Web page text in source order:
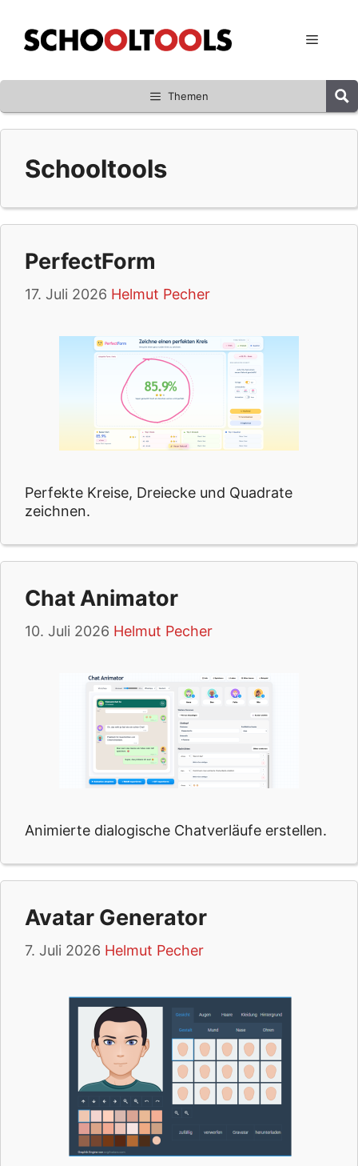
Inhalt
springen
Menü
Themen
Schooltools
PerfectForm
17. Juli 2026 Helmut Pecher
Perfekte Kreise, Dreiecke und Quadrate
zeichnen.
Chat Animator
10. Juli 2026 Helmut Pecher
Animierte dialogische Chatverläufe erstellen.
Avatar Generator
7. Juli 2026 Helmut Pecher